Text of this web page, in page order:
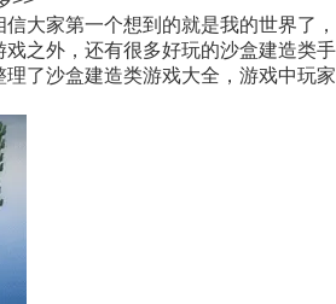
大家第一个想到的就是我的世界了，
之外，还有很多好玩的沙盒建造类手
了沙盒建造类游戏大全，游戏中玩家